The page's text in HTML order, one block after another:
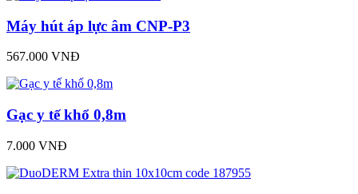
Máy hút áp lực âm CNP-P3
567.000 VNĐ
Gạc y tế khổ 0,8m
7.000 VNĐ